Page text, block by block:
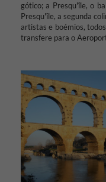
gótico;a Presqu'île, o
Presqu'île, a segunda
artistas e boémios,
transfere para o